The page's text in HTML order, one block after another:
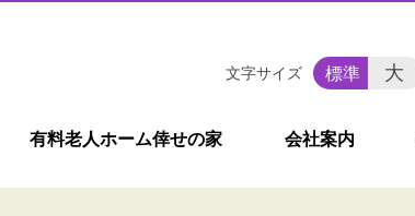
有料老人ホーム倖せの家 会社案内
文字サイズ 標準 大